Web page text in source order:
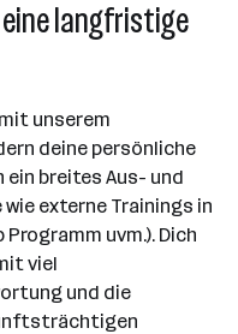
eine langfristige
unserem
deine persönliche
breites Aus- und
externe Trainings in
uvm.). Dich
viel
und die